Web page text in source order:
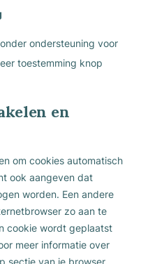
ondersteuning voor
toestemming knop
en
om cookies automatisch
ook aangeven dat
worden. Een andere
zo aan te
cookie wordt geplaatst
meer informatie over
sectie van je browser.